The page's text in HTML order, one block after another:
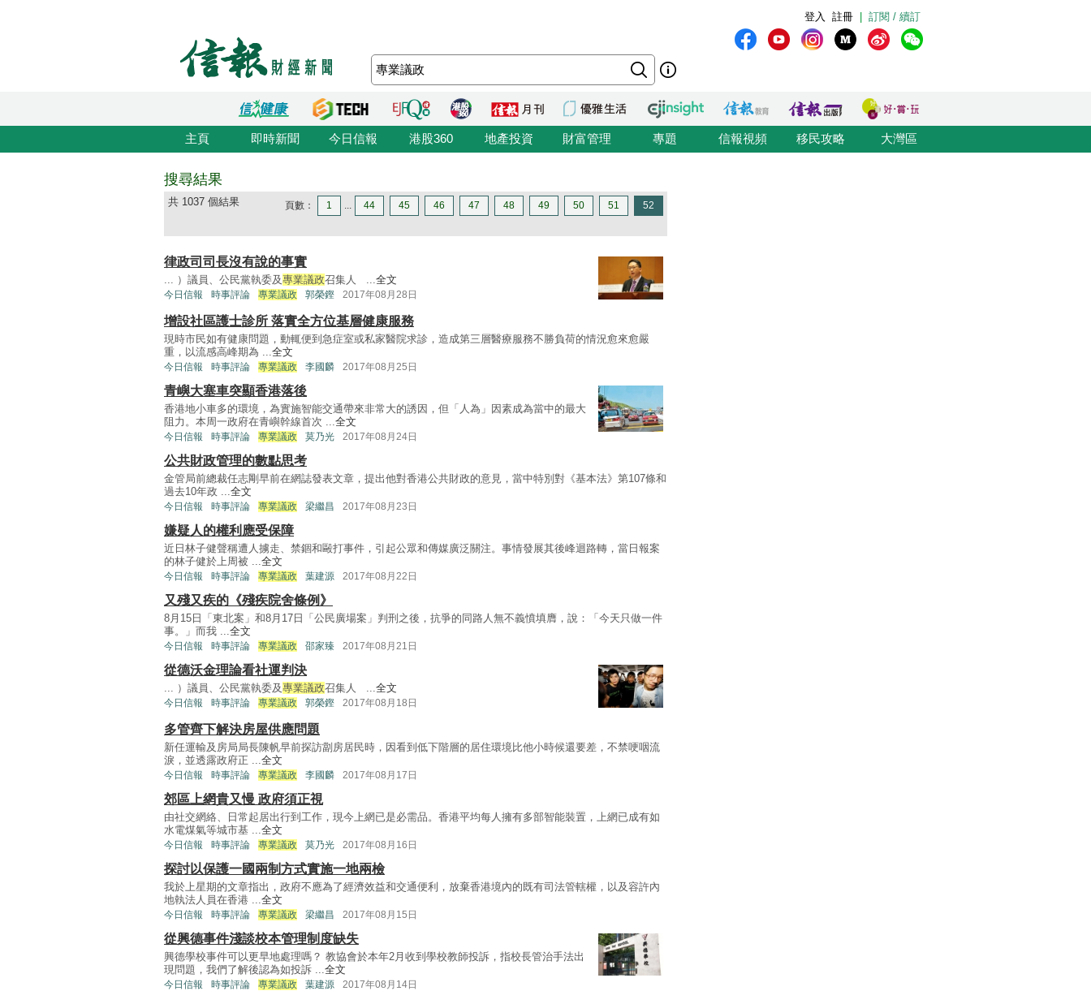
訂閱 / 續訂
註冊
登入
主頁 即時新聞 今日信報 港股360 地產投資 財富管理 專題 信報視頻 移民攻略 大灣區
搜尋結果
共 1037 個結果 頁數： 1 ... 44 45 46 47 48 49 50 51 52
律政司司長沒有說的事實
... ）議員、公民黨執委及專業議政召集人 ...全文
今日信報 時事評論 專業議政 郭榮鏗 2017年08月28日
增設社區護士診所 落實全方位基層健康服務
現時市民如有健康問題，動輒便到急症室或私家醫院求診，造成第三層醫療服務不勝負荷的情況愈來愈嚴
重，以流感高峰期為 ... 全文
今日信報 時事評論 專業議政 李國麟 2017年08月25日
青嶼大塞車突顯香港落後
香港地小車多的環境，為實施智能交通帶來非常大的誘因，但「人為」因素成為當中的最大
阻力。本周一政府在青嶼幹線首次 ... 全文
今日信報 時事評論 專業議政 莫乃光 2017年08月24日
公共財政管理的數點思考
金管局前總裁任志剛早前在網誌發表文章，提出他對香港公共財政的意見，當中特別對《基本法》第107條和
過去10年政 ... 全文
今日信報 時事評論 專業議政 梁繼昌 2017年08月23日
嫌疑人的權利應受保障
近日林子健聲稱遭人擄走、禁錮和毆打事件，引起公眾和傳媒廣泛關注。事情發展其後峰迴路轉，當日報案
的林子健於上周被 ... 全文
今日信報 時事評論 專業議政 葉建源 2017年08月22日
又殘又疾的《殘疾院舍條例》
8月15日「東北案」和8月17日「公民廣場案」判刑之後，抗爭的同路人無不義憤填膺，說：「今天只做一件
事。」而我 ... 全文
今日信報 時事評論 專業議政 邵家臻 2017年08月21日
從德沃金理論看社運判決
... ）議員、公民黨執委及專業議政召集人 ... 全文
今日信報 時事評論 專業議政 郭榮鏗 2017年08月18日
多管齊下解決房屋供應問題
新任運輸及房局局長陳帆早前探訪劏房居民時，因看到低下階層的居住環境比他小時候還要差，不禁哽咽流
淚，並透露政府正 ... 全文
今日信報 時事評論 專業議政 李國麟 2017年08月17日
郊區上網貴又慢 政府須正視
由社交網絡、日常起居出行到工作，現今上網已是必需品。香港平均每人擁有多部智能裝置，上網已成有如
水電煤氣等城市基 ... 全文
今日信報 時事評論 專業議政 莫乃光 2017年08月16日
探討以保護一國兩制方式實施一地兩檢
我於上星期的文章指出，政府不應為了經濟效益和交通便利，放棄香港境內的既有司法管轄權，以及容許內
地執法人員在香港 ... 全文
今日信報 時事評論 專業議政 梁繼昌 2017年08月15日
從興德事件淺談校本管理制度缺失
興德學校事件可以更早地處理嗎？ 教協會於本年2月收到學校教師投訴，指校長管治手法出
現問題，我們了解後認為如投訴 ... 全文
今日信報 時事評論 專業議政 葉建源 2017年08月14日